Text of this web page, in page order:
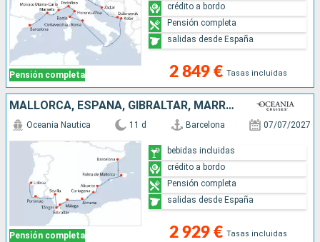
Pensión completa 2 849 € Tasas incluidas
crédito a bordo
Pensión completa
salidas desde España
MALLORCA, ESPAÑA, GIBRALTAR, MARRUECOS, PORTUGAL
Pensión completa
Oceania Nautica 11 d Barcelona 07/07/2027
2 929 € Tasas incluidas
bebidas incluidas
crédito a bordo
Pensión completa
salidas desde España